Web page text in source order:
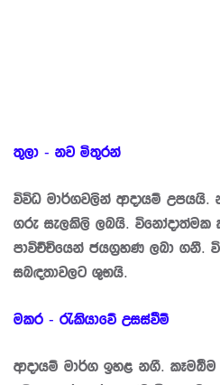
තුලා - නව මිතුරන්
විවිධ මාර්ගවලින් ආදායම්
ගරු සැලකිලි ලබයි. විනෝදාත්මක
පාවිච්චියෙන් ජයග්‍රහණ ලබා ගනී.
සබඳතාවලට ශුභයි.
මකර - රැකියාවේ උසස්වීම්
ආදායම් මාර්ග ඉහළ නගී.